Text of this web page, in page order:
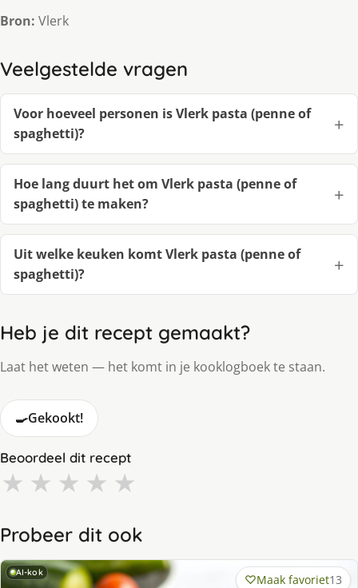
Bron: Vlerk
Veelgestelde vragen
Voor hoeveel personen is Vlerk pasta (penne of
spaghetti)?
Hoe lang duurt het om Vlerk pasta (penne of
spaghetti) te maken?
Uit welke keuken komt Vlerk pasta (penne of
spaghetti)?
Heb je dit recept gemaakt?
Laat het weten — het komt in je kooklogboek te staan.
🍳Gekookt!
Beoordeel dit recept
★ ★ ★ ★ ★
Probeer dit ook
AI-kok Maak favoriet13